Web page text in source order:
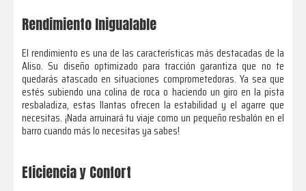
Rendimiento Inigualable
El rendimiento es una de las características más destacadas de la
Aliso. Su diseño optimizado para tracción garantiza que no te
quedarás atascado en situaciones comprometedoras. Ya sea que
estés subiendo una colina de roca o haciendo un giro en la pista
resbaladiza, estas llantas ofrecen la estabilidad y el agarre que
necesitas. ¡Nada arruinará tu viaje como un pequeño resbalón en el
barro cuando más lo necesitas ya sabes!
Eficiencia y Confort